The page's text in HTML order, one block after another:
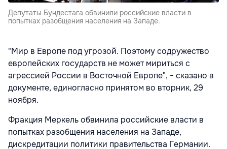
Депутаты Бундестага обвинили российские власти в
попытках разобщения населения на Западе.
"Мир в Европе под угрозой. Поэтому содружество
европейских государств не может мириться с
агрессией России в Восточной Европе", − сказано в
документе, единогласно принятом во вторник, 29
ноября.
Фракция Меркель обвинила российские власти в
попытках разобщения населения на Западе,
дискредитации политики правительства Германии.